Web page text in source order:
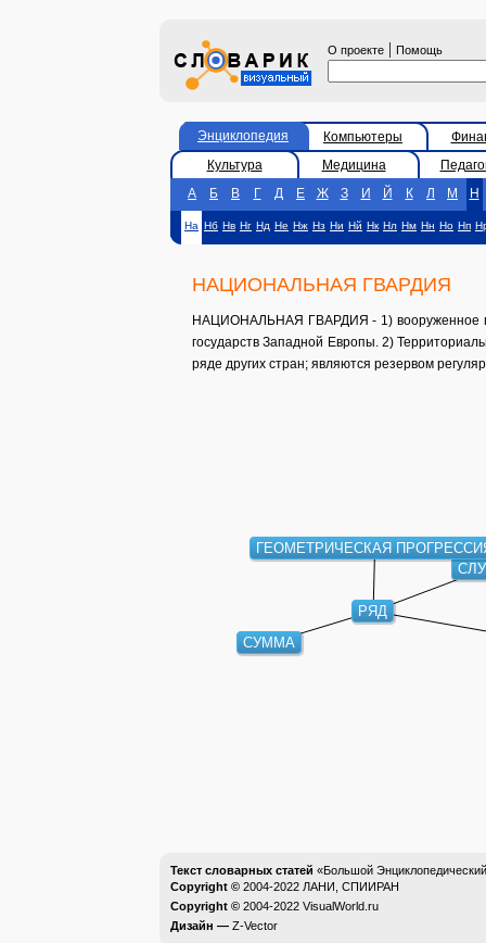
О проекте | Помощь
Энциклопедия Компьютеры
Культура
Медицина
А
Б В Г Д Е Ж З И Й К Л М Н
На Нб Нв Нг Нд Не Нж Нз Ни Нй Нк Нл Нм Нн Но Нп
НАЦИОНАЛЬНАЯ ГВАРДИЯ
НАЦИОНАЛЬНАЯ ГВАРДИЯ - 1) вооруженное
государств Западной Европы. 2)
ряде других стран; являются резервом
РЯД
ГЕОМЕТРИЧЕСКАЯ
СУММА
Текст словарных статей «Большой
Copyright © 2004-2022 ЛАНИ, СПИИРАН
Copyright © 2004-2022 VisualWorld.ru
Дизайн — Z-Vector